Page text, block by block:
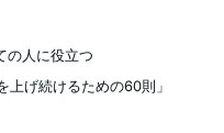
の人に役立つ
上げ続けるための60則」